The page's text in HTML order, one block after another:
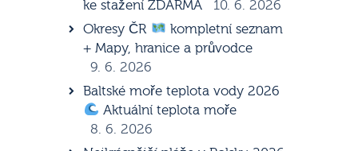
ke stažení ZDARMA
10. 6. 2026
Okresy ČR
kompletní seznam
+ Mapy, hranice a průvodce
9. 6. 2026
Baltské moře teplota vody 2026
Aktuální teplota moře
8. 6. 2026